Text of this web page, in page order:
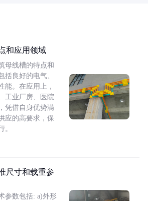
和应用领域
母线槽的特点和
括良好的电气、
能。在应用上，
工业厂房、医院
凭借自身优势满
应的高要求，保
。
尺寸和载重参
参数包括: a)外形